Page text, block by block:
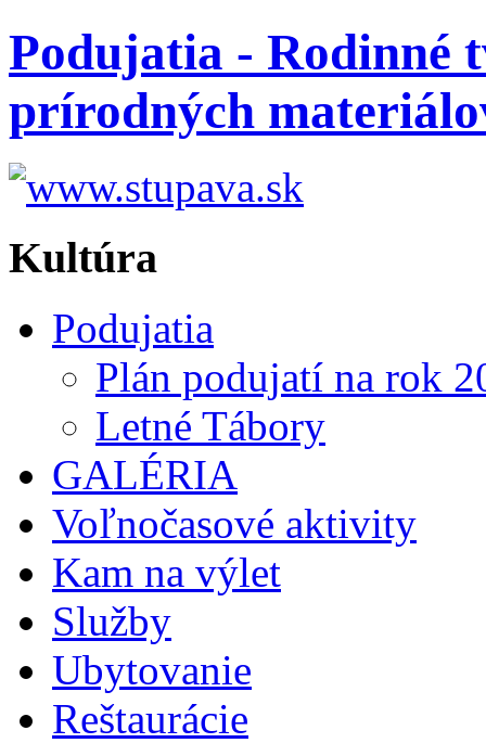
Podujatia - Rodinné
prírodných
Kultúra
Podujatia
Plán podujatí na rok
Letné Tábory
GALÉRIA
Voľnočasové aktivity
Kam na výlet
Služby
Ubytovanie
Reštaurácie